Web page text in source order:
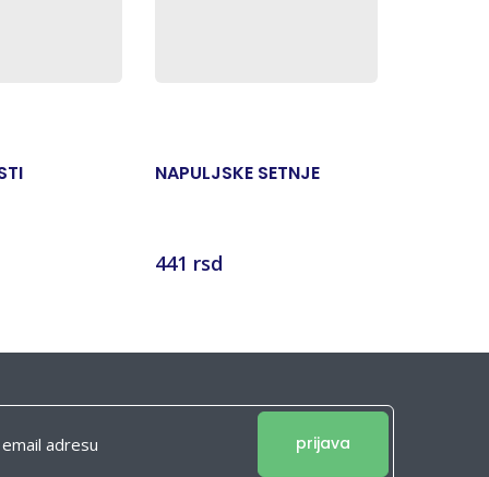
NAPULJSKE SETNJE
441 rsd
prijava